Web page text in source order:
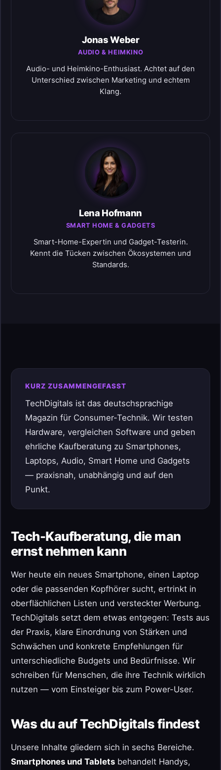
Jonas Weber
AUDIO & HEIMKINO
Audio- und Heimkino-Enthusiast. Achtet auf den
Unterschied zwischen Marketing und echtem
Klang.
Lena Hofmann
SMART HOME & GADGETS
Smart-Home-Expertin und Gadget-Testerin.
Kennt die Tücken zwischen Ökosystemen und
Standards.
KURZ ZUSAMMENGEFASST
TechDigitals ist das deutschsprachige
Magazin für Consumer-Technik. Wir testen
Hardware, vergleichen Software und geben
ehrliche Kaufberatung zu Smartphones,
Laptops, Audio, Smart Home und Gadgets
— praxisnah, unabhängig und auf den
Punkt.
Tech-Kaufberatung, die man
ernst nehmen kann
Wer heute ein neues Smartphone, einen Laptop
oder die passenden Kopfhörer sucht, ertrinkt in
oberflächlichen Listen und versteckter Werbung.
TechDigitals setzt dem etwas entgegen: Tests aus
der Praxis, klare Einordnung von Stärken und
Schwächen und konkrete Empfehlungen für
unterschiedliche Budgets und Bedürfnisse. Wir
schreiben für Menschen, die ihre Technik wirklich
nutzen — vom Einsteiger bis zum Power-User.
Was du auf TechDigitals findest
Unsere Inhalte gliedern sich in sechs Bereiche.
Smartphones und Tablets behandelt Handys,